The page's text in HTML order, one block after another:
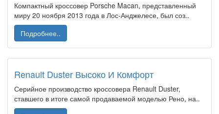
Компактный кроссовер Porsche Macan, представленный
миру 20 ноября 2013 года в Лос-Анджелесе, был соз..
Подробнее..
Renault Duster Высоко И Комфорт
Серийное производство кроссовера Renault Duster,
ставшего в итоге самой продаваемой моделью Рено, на..